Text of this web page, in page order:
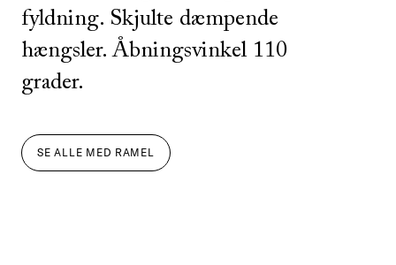
fyldning. Skjulte dæmpende
hængsler. Åbningsvinkel 110
grader.
SE ALLE MED RAMEL